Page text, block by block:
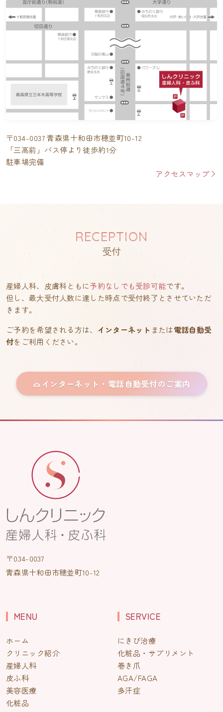
〒034-0037 青森県十和田市穂並町10-12
「三高前」バス停より徒歩約1分
駐車場完備
アクセスマップ
RECEPTION
受付
産婦人科、皮膚科ともに予約なしでも受診可能です。
但し、最大受付人数に達した時点で受付終了とさせていただ
きます。
ご予約を希望される方は、
インターネット または電話自動受
付をご利用ください。
インターネット・電話自動受付のご案内
〒034-0037
青森県十和田市穂並町10-12
MENU
ホーム
クリニック紹介
産婦人科
皮ふ科
美容医療
化粧品
SERVICE
にきび治療
化粧品・サプリメント
巻き爪
AGA/FAGA
多汗症